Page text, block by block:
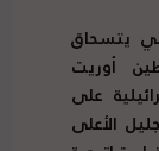
يتسحاق
أوريت
على
الأعلى